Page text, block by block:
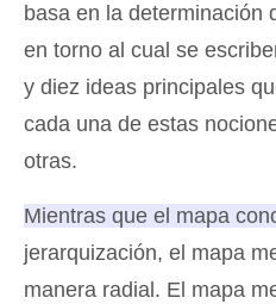
basa en la determinación
en torno al cual se
y diez ideas principales
cada una de estas
otras.
Mientras que el mapa
jerarquización, el mapa
manera radial . El mapa